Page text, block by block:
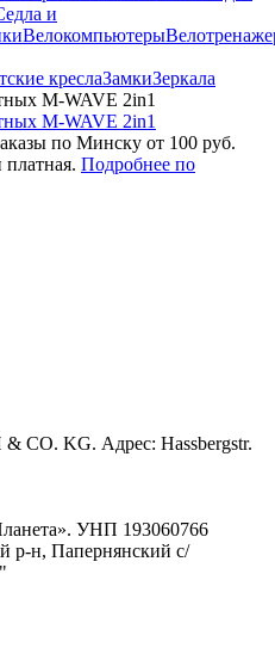
и
Велокомпьютеры
креслаЗамкиЗеркала
M-WAVE 2in1
по Минску от 100 руб.
платная. Подробнее по
CO. KG. Адрес: Hassbergstr.
УНП 193060766
р-н, Папернянский с/